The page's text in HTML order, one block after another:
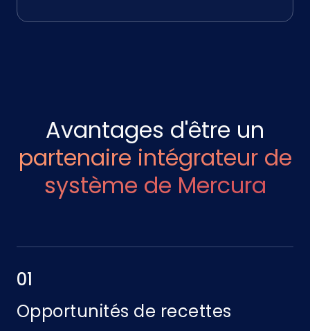
Avantages d'être un
partenaire intégrateur de
système de Mercura
01
Opportunités de recettes